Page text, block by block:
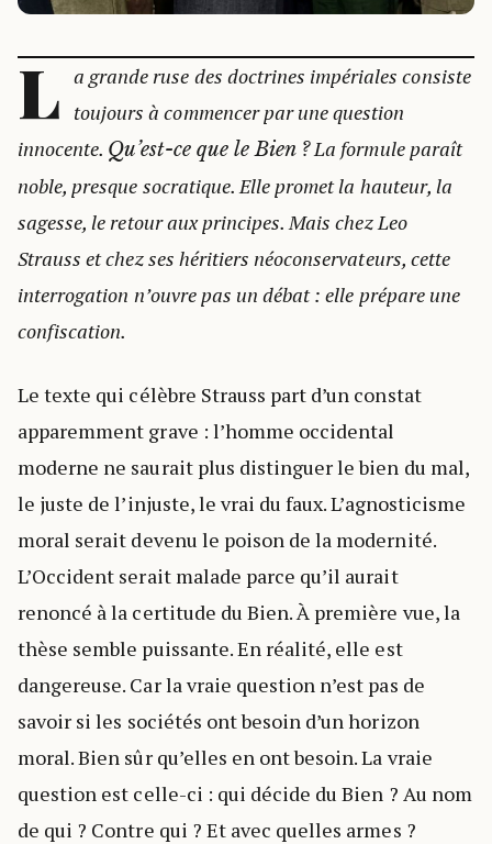
L a grande ruse des doctrines impériales consiste
toujours à commencer par une question
innocente. Qu’est-ce que le Bien ?La formule paraît
noble, presque socratique. Elle promet la hauteur, la
sagesse, le retour aux principes. Mais chez Leo
Strauss et chez ses héritiers néoconservateurs, cette
interrogation n’ouvre pas un débat : elle prépare une
confiscation.
Le texte qui célèbre Strauss part d’un constat
apparemment grave : l’homme occidental
moderne ne saurait plus distinguer le bien du mal,
le juste de l’injuste, le vrai du faux. L’agnosticisme
moral serait devenu le poison de la modernité.
L’Occident serait malade parce qu’il aurait
renoncé à la certitude du Bien. À première vue, la
thèse semble puissante. En réalité, elle est
dangereuse. Car la vraie question n’est pas de
savoir si les sociétés ont besoin d’un horizon
moral. Bien sûr qu’elles en ont besoin. La vraie
question est celle-ci : qui décide du Bien ? Au nom
de qui ? Contre qui ? Et avec quelles armes ?